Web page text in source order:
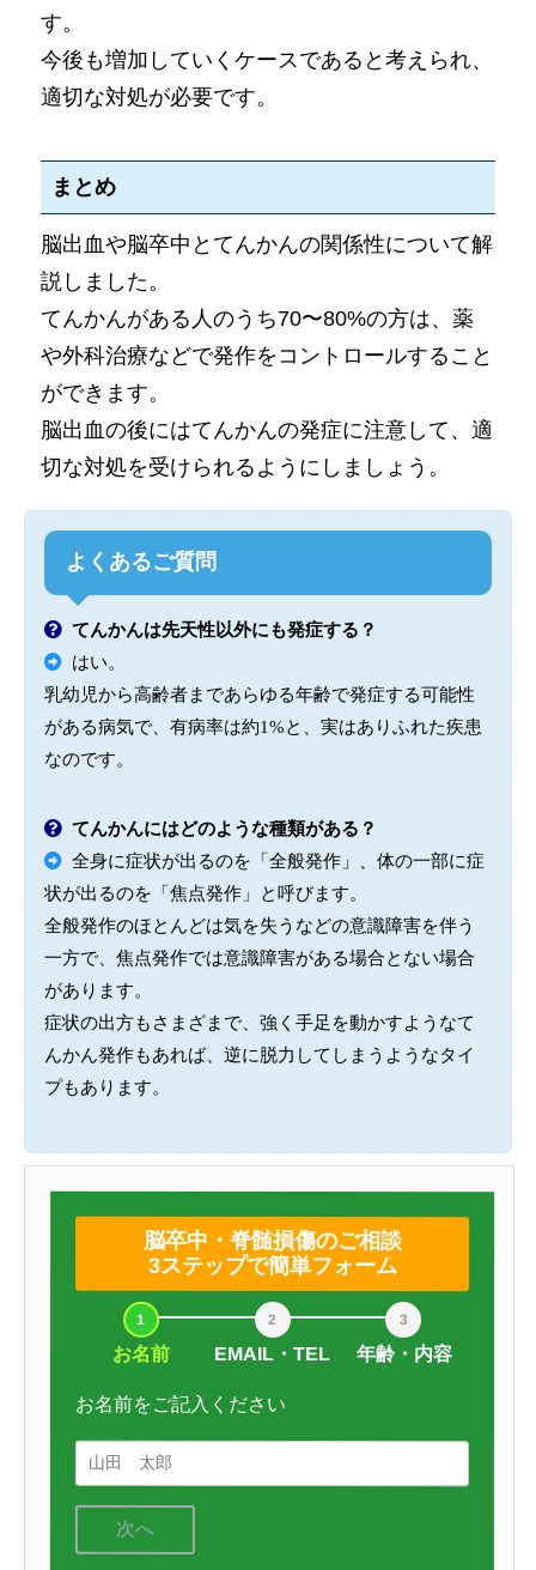
す。
今後も増加していくケースであると考えられ、
適切な対処が必要です。
まとめ
脳出血や脳卒中とてんかんの関係性について解
説しました。
てんかんがある人のうち70〜80%の方は、薬
や外科治療などで発作をコントロールすること
ができます。
脳出血の後にはてんかんの発症に注意して、適
切な対処を受けられるようにしましょう。
よくあるご質問
てんかんは先天性以外にも発症する？
はい。
乳幼児から高齢者まであらゆる年齢で発症する可能性
がある病気で、有病率は約1%と、実はありふれた疾患
なのです。
てんかんにはどのような種類がある？
全身に症状が出るのを「全般発作」、体の一部に症
状が出るのを「焦点発作」と呼びます。
全般発作のほとんどは気を失うなどの意識障害を伴う
一方で、焦点発作では意識障害がある場合とない場合
があります。
症状の出方もさまざまで、強く手足を動かすようなて
んかん発作もあれば、逆に脱力してしまうようなタイ
プもあります。
脳卒中・脊髄損傷のご相談
3ステップで簡単フォーム
お名前 EMAIL・TEL 年齢・内容
お名前をご記入ください
次へ